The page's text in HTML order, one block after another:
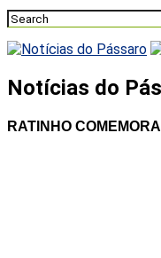
Notícias do
RATINHO